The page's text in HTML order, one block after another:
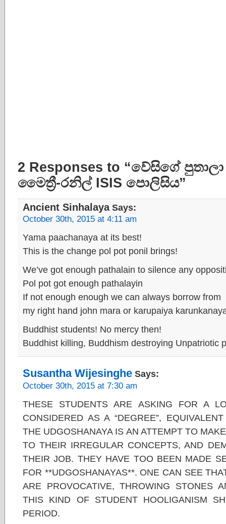
2 Responses to “වේසිගේ
මෛත්‍රී-රනිල් ISIS පොලිසිය”
Ancient SinhalayaSays:
October 30th, 2015 at 4:11 am
Yama paachanaya at its best!
This is the change pol pot ponil brings!
We’ve got enough pathalain to silence any
Pol pot got enough pathalayin
If not enough enough we can always borrow from
my right hand john mara or karupaiya
Buddhist students! No mercy then!
Buddhist killing, Buddhism destroying Unpatriotic
Susantha Wijesinghe Says:
October 30th, 2015 at 7:30 am
THESE STUDENTS ARE ASKING FOR A
CONSIDERED AS A “DEGREE”,
THE UDGOSHANAYA IS AN ATTEMPT TO
TO THEIR IRREGULAR CONCEPTS, AND
THEIR JOB. THEY HAVE TOO BEEN MADE
FOR **UDGOSHANAYAS**. ONE CAN SEE
ARE PROVOCATIVE, THROWING STONES
THIS KIND OF STUDENT HOOLIGANISM
PERIOD.